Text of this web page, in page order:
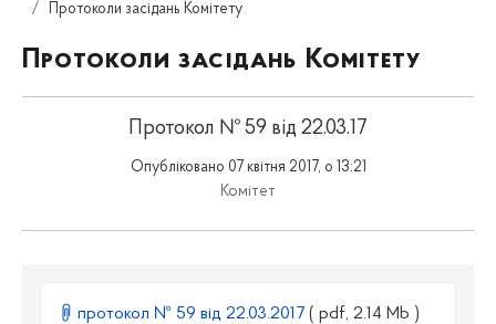
Протоколи засідань Комітету
Протоколи засідань Комітету
Протокол № 59 від 22.03.17
Опубліковано 07 квітня 2017, о 13:21
Комітет
протокол № 59 від 22.03.2017 ( pdf, 2.14 Mb )